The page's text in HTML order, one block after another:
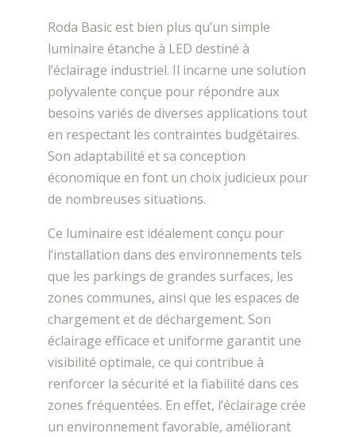
Roda Basic est bien plus qu’un simple
luminaire étanche à LED destiné à
l’éclairage industriel. Il incarne une solution
polyvalente conçue pour répondre aux
besoins variés de diverses applications tout
en respectant les contraintes budgétaires.
Son adaptabilité et sa conception
économique en font un choix judicieux pour
de nombreuses situations.
Ce luminaire est idéalement conçu pour
l’installation dans des environnements tels
que les parkings de grandes surfaces, les
zones communes, ainsi que les espaces de
chargement et de déchargement. Son
éclairage efficace et uniforme garantit une
visibilité optimale, ce qui contribue à
renforcer la sécurité et la fiabilité dans ces
zones fréquentées. En effet, l’éclairage crée
un environnement favorable, améliorant